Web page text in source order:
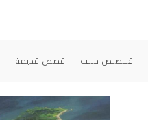
قــصـص حــب قصص قديمة